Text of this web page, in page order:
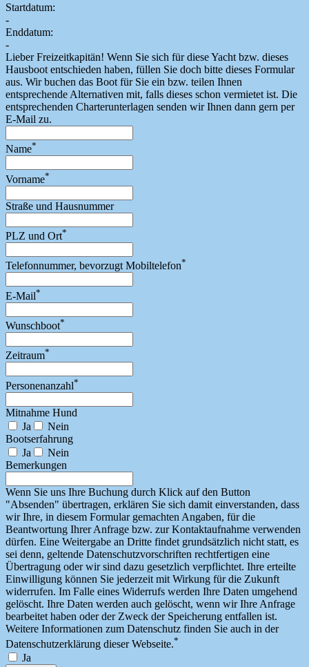
Startdatum:
-
Enddatum:
-
Lieber Freizeitkapitän! Wenn Sie sich für diese Yacht bzw. dieses
Hausboot entschieden haben, füllen Sie doch bitte dieses Formular
aus. Wir buchen das Boot für Sie ein bzw. teilen Ihnen
entsprechende Alternativen mit, falls dieses schon vermietet ist. Die
entsprechenden Charterunterlagen senden wir Ihnen dann gern per
E-Mail zu.
Name*
Vorname*
Straße und Hausnummer
PLZ und Ort*
Telefonnummer, bevorzugt Mobiltelefon*
E-Mail*
Wunschboot*
Zeitraum*
Personenanzahl*
Mitnahme Hund
Ja
Nein
Bootserfahrung
Ja
Nein
Bemerkungen
Wenn Sie uns Ihre Buchung durch Klick auf den Button
"Absenden" übertragen, erklären Sie sich damit einverstanden, dass
wir Ihre, in diesem Formular gemachten Angaben, für die
Beantwortung Ihrer Anfrage bzw. zur Kontaktaufnahme verwenden
dürfen. Eine Weitergabe an Dritte findet grundsätzlich nicht statt, es
sei denn, geltende Datenschutzvorschriften rechtfertigen eine
Übertragung oder wir sind dazu gesetzlich verpflichtet. Ihre erteilte
Einwilligung können Sie jederzeit mit Wirkung für die Zukunft
widerrufen. Im Falle eines Widerrufs werden Ihre Daten umgehend
gelöscht. Ihre Daten werden auch gelöscht, wenn wir Ihre Anfrage
bearbeitet haben oder der Zweck der Speicherung entfallen ist.
Weitere Informationen zum Datenschutz finden Sie auch in der
Datenschutzerklärung dieser Webseite.*
Ja